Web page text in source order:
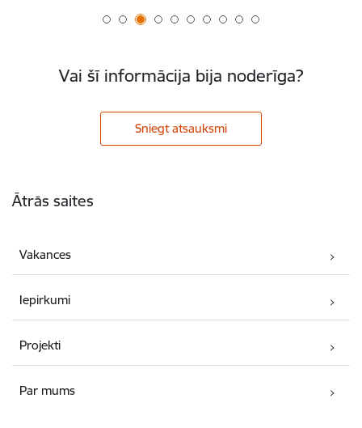
Vai šī informācija bija noderīga?
Sniegt atsauksmi
Ātrās saites
Vakances
Iepirkumi
Projekti
Par mums